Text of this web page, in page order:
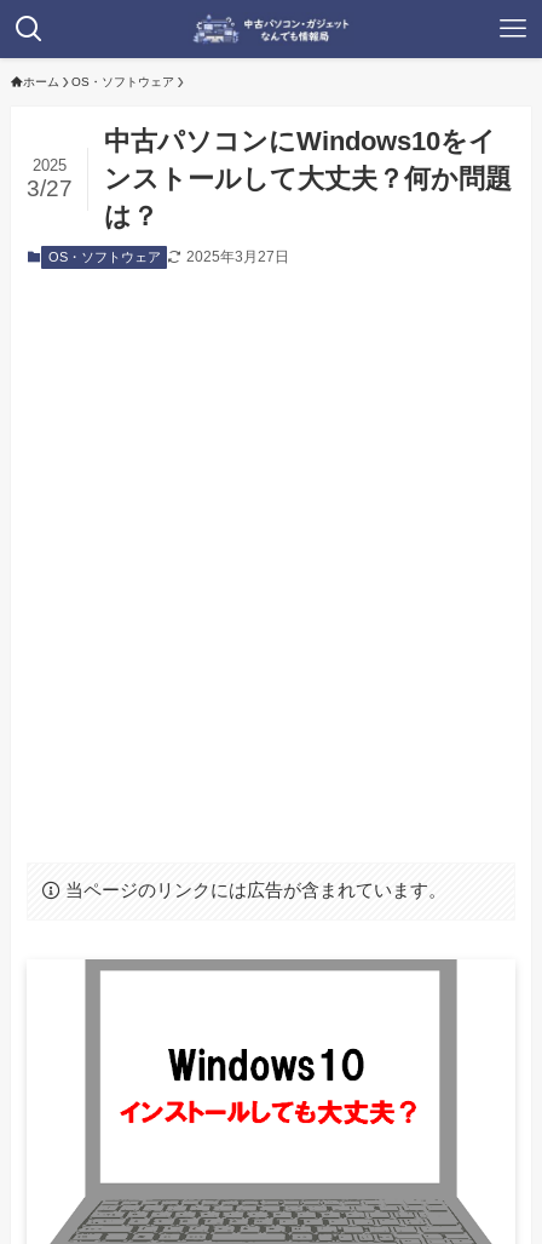
ホーム OS・ソフトウェア
中古パソコンにWindows10をイ
ンストールして大丈夫？何か問題
は？
2025
3/27
OS・ソフトウェア 2025年3月27日
当ページのリンクには広告が含まれています。